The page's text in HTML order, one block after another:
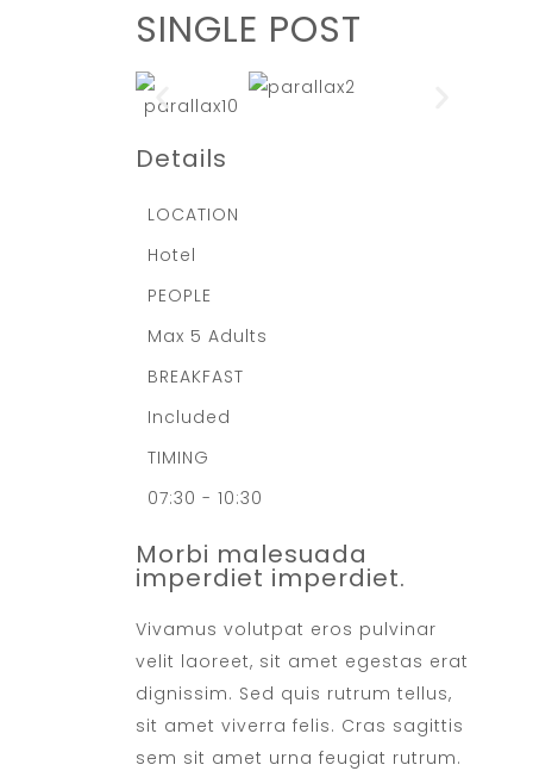
SINGLE POST
Details
LOCATION
Hotel
PEOPLE
Max 5 Adults
BREAKFAST
Included
TIMING
07:30 - 10:30
Morbi malesuada
imperdiet imperdiet.
Vivamus volutpat eros pulvinar
velit laoreet, sit amet egestas erat
dignissim. Sed quis rutrum tellus,
sit amet viverra felis. Cras sagittis
sem sit amet urna feugiat rutrum.